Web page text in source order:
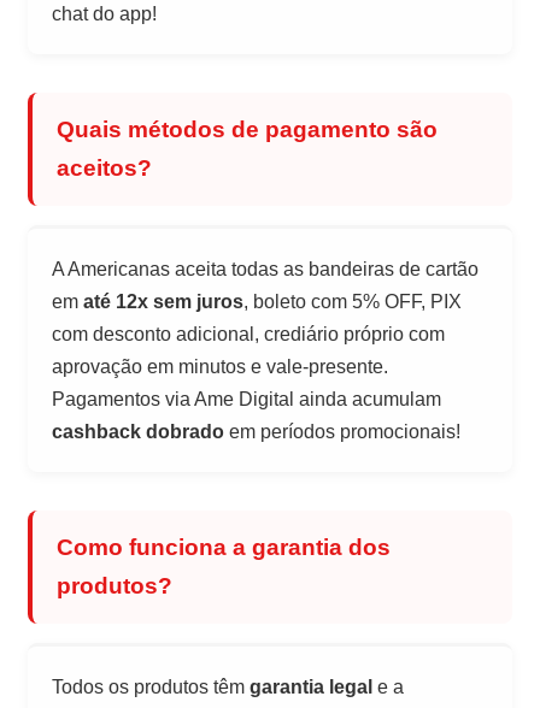
chat do app!
Quais métodos de pagamento são
aceitos?
A Americanas aceita todas as bandeiras de cartão
em até 12x sem juros, boleto com 5% OFF, PIX
com desconto adicional, crediário próprio com
aprovação em minutos e vale-presente.
Pagamentos via Ame Digital ainda acumulam
cashback dobrado em períodos promocionais!
Como funciona a garantia dos
produtos?
Todos os produtos têm garantia legal e a